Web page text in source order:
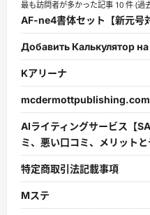
最も訪問者が多かった記事 10 件 (過
AF-ne4書体セット【新元号
Добавить Калькулятор на
Kアリーナ
mcdermottpublishing.com
AIライティングサービス【
ミ、悪い口コミ、メリット
特定商取引法記載事項
Mステ